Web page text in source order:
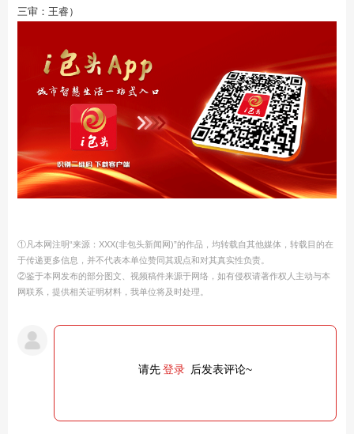
三审：王睿）
①凡本网注明“来源：XXX(非包头新闻网)”的作品，均转载自其他媒体，转载目的在
于传递更多信息，并不代表本单位赞同其观点和对其真实性负责。
②鉴于本网发布的部分图文、视频稿件来源于网络，如有侵权请著作权人主动与本
网联系，提供相关证明材料，我单位将及时处理。
请先登录 后发表评论~